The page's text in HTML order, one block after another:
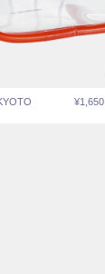
KYOTO ¥1,650